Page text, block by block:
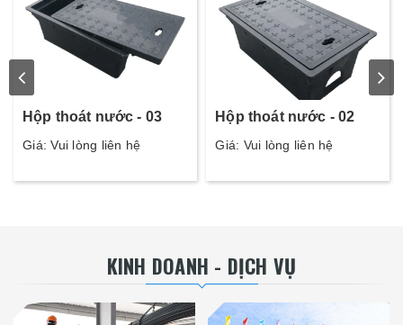
Hộp thoát nước - 03
Giá: Vui lòng liên hệ
Hộp thoát nước - 02
Giá: Vui lòng liên hệ
KINH DOANH - DỊCH VỤ